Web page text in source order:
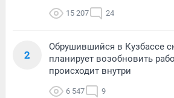
15 207 24
2
Обрушившийся в Кузбассе
планирует возобновить
происходит внутри
6 547 9